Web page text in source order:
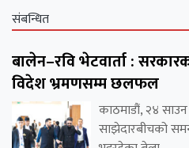
संबन्धित
बालेन–रवि भेटवार्ता :
विदेश भ्रमणसम्म छलफल
काठमाडौं, २४
साझेदारबीचको